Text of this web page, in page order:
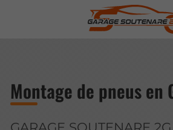
Montage de pneus en
GARAGE SOUTENARE